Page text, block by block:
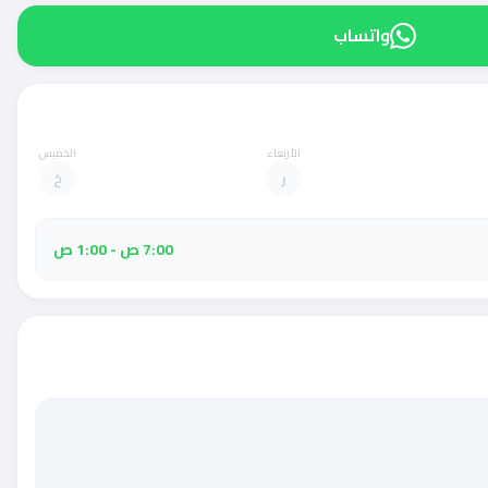
واتساب
الأربعاء
ر
الخميس
خ
7:00 ص - 1:00 ص